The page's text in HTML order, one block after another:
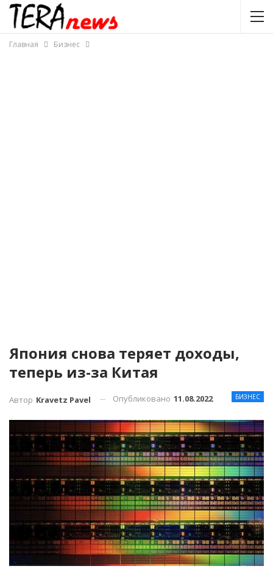
Главная Бизнес
Япония снова теряет доходы,
теперь из-за Китая
БИЗНЕС
Автор Kravetz Pavel Опубликовано 11.08.2022